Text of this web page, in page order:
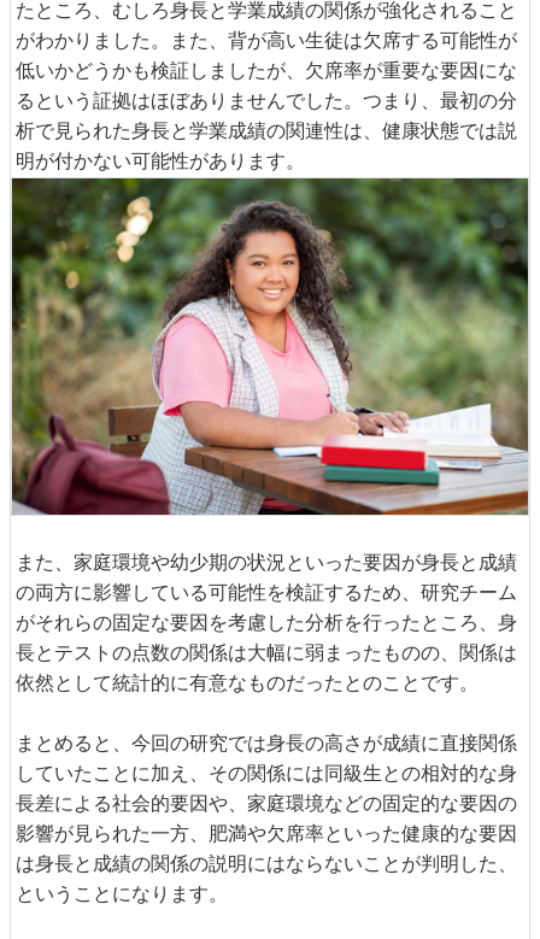
たところ、むしろ身長と学業成績の関係が強化されること
がわかりました。また、背が高い生徒は欠席する可能性が
低いかどうかも検証しましたが、欠席率が重要な要因にな
るという証拠はほぼありませんでした。つまり、最初の分
析で見られた身長と学業成績の関連性は、健康状態では説
明が付かない可能性があります。
また、家庭環境や幼少期の状況といった要因が身長と成績
の両方に影響している可能性を検証するため、研究チーム
がそれらの固定な要因を考慮した分析を行ったところ、身
長とテストの点数の関係は大幅に弱まったものの、関係は
依然として統計的に有意なものだったとのことです。
まとめると、今回の研究では身長の高さが成績に直接関係
していたことに加え、その関係には同級生との相対的な身
長差による社会的要因や、家庭環境などの固定的な要因の
影響が見られた一方、肥満や欠席率といった健康的な要因
は身長と成績の関係の説明にはならないことが判明した、
ということになります。